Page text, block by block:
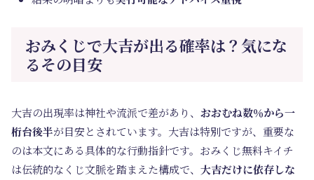
おみくじで大吉が出る確率は？気にな
るその目安
大吉の出現率は神社や流派で差があり、 おおむね数％から一
桁台後半が目安とされています。大吉は特別ですが、重要な
のは本文にある具体的な行動指針です。おみくじ無料キイチ
は伝統的なくじ文脈を踏まえた構成で、 大吉だけに依存しな